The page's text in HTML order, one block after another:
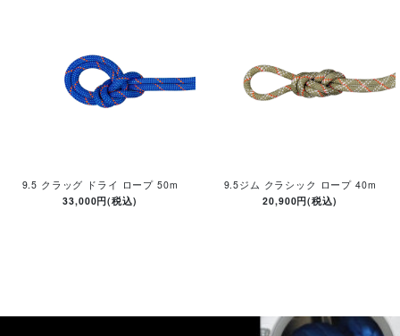
9.5 クラッグ ドライ ロープ 50m
33,000円(税込)
9.5ジム クラシック ロープ 40m
20,900円(税込)